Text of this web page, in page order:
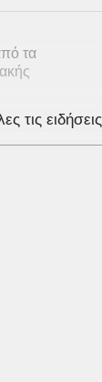
τα
τις ειδήσεις